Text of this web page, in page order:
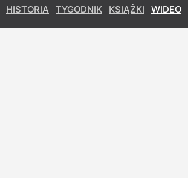
HISTORIA TYGODNIK KSIĄŻKI WIDEO